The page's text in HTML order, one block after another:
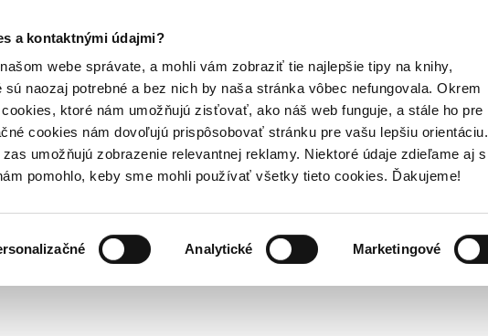
a kontaktnými údajmi?
webe správate, a mohli vám zobraziť tie najlepšie tipy na knihy,
naozaj potrebné a bez nich by naša stránka vôbec nefungovala. Okrem
ktoré nám umožňujú zisťovať, ako náš web funguje, a stále ho pre
cookies nám dovoľujú prispôsobovať stránku pre vašu lepšiu orientáciu.
umožňujú zobrazenie relevantnej reklamy. Niektoré údaje zdieľame aj s
pomohlo, keby sme mohli používať všetky tieto cookies. Ďakujeme!
Analytické Marketingové